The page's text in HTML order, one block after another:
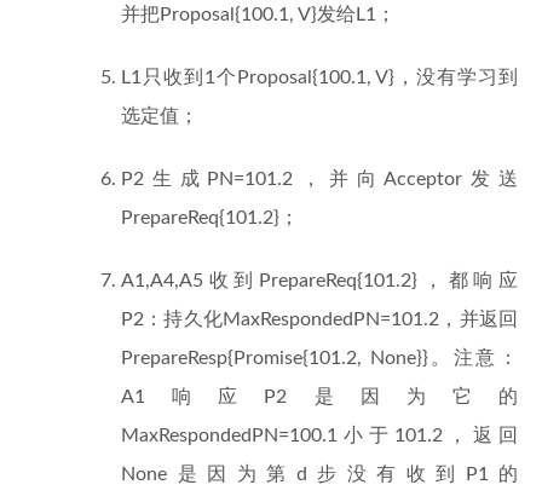
并把Proposal{100.1, V}发给L1；
L1只收到1个Proposal{100.1, V}，没有学习到
选定值；
P2生成PN=101.2，并向Acceptor发送
PrepareReq{101.2}；
A1,A4,A5收到PrepareReq{101.2}，都响应
P2：持久化MaxRespondedPN=101.2，并返回
PrepareResp{Promise{101.2, None}}。注意：
A1响应P2是因为它的
MaxRespondedPN=100.1小于101.2，返回
None是因为第d步没有收到P1的